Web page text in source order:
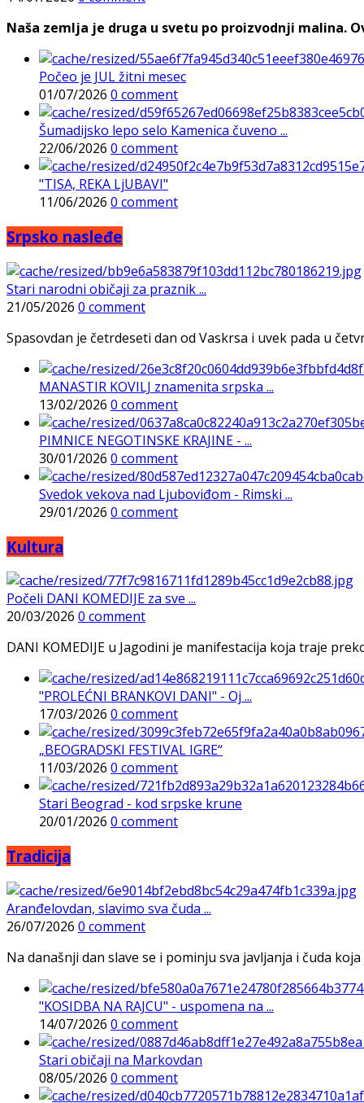
Naša zemlja je druga u svetu po proizvodnji malina.
Počeo je JUL žitni mesec
01/07/2026 0 comment
Šumadijsko lepo selo Kamenica čuveno ...
22/06/2026 0 comment
"TISA, REKA LjUBAVI"
11/06/2026 0 comment
Srpsko nasleđe
Stari narodni običaji za praznik ...
21/05/2026 0 comment
Spasovdan je četrdeseti dan od Vaskrsa i uvek pada u
MANASTIR KOVILJ znamenita srpska ...
13/02/2026 0 comment
PIMNICE NEGOTINSKE KRAJINE - ...
30/01/2026 0 comment
Svedok vekova nad Ljuboviđom - Rimski ...
29/01/2026 0 comment
Kultura
Počeli DANI KOMEDIJE za sve ...
20/03/2026 0 comment
DANI KOMEDIJE u Jagodini je manifestacija koja traje
"PROLEĆNI BRANKOVI DANI" - Oj ...
17/03/2026 0 comment
„BEOGRADSKI FESTIVAL IGRE“
11/03/2026 0 comment
Stari Beograd - kod srpske krune
20/01/2026 0 comment
Tradicija
Aranđelovdan, slavimo sva čuda ...
26/07/2026 0 comment
Na današnji dan slave se i pominju sva javljanja i čuda
"KOSIDBA NA RAJCU" - uspomena na ...
14/07/2026 0 comment
Stari običaji na Markovdan
08/05/2026 0 comment